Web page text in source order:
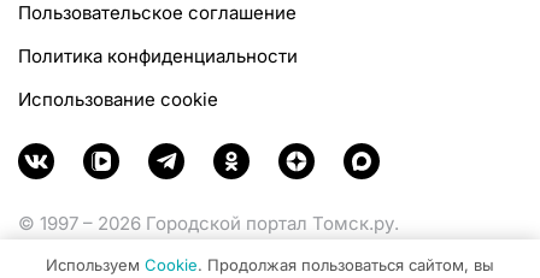
Пользовательское соглашение
Политика конфиденциальности
Использование cookie
© 1997 – 2026 Городской портал Томск.ру.
Используем Cookie. Продолжая пользоваться сайтом, вы